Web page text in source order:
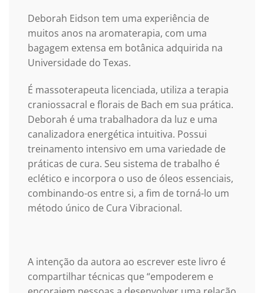
Deborah Eidson tem uma experiência de
muitos anos na aromaterapia, com uma
bagagem extensa em botânica adquirida na
Universidade do Texas.
É massoterapeuta licenciada, utiliza a terapia
craniossacral e florais de Bach em sua prática.
Deborah é uma trabalhadora da luz e uma
canalizadora energética intuitiva. Possui
treinamento intensivo em uma variedade de
práticas de cura. Seu sistema de trabalho é
eclético e incorpora o uso de óleos essenciais,
combinando-os entre si, a fim de torná-lo um
método único de Cura Vibracional.
A intenção da autora ao escrever este livro é
compartilhar técnicas que “empoderem e